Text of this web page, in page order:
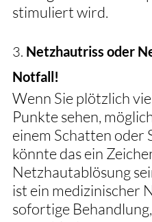
stimuliert wird.
3. Netzhautriss oder
Notfall!
Wenn Sie plötzlich
Punkte sehen,
einem Schatten oder
könnte das ein
Netzhautablösung
ist ein medizinischer
sofortige